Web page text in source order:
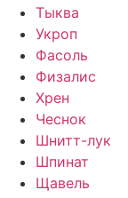
Тыква
Укроп
Фасоль
Физалис
Хрен
Чеснок
Шнитт-лук
Шпинат
Щавель